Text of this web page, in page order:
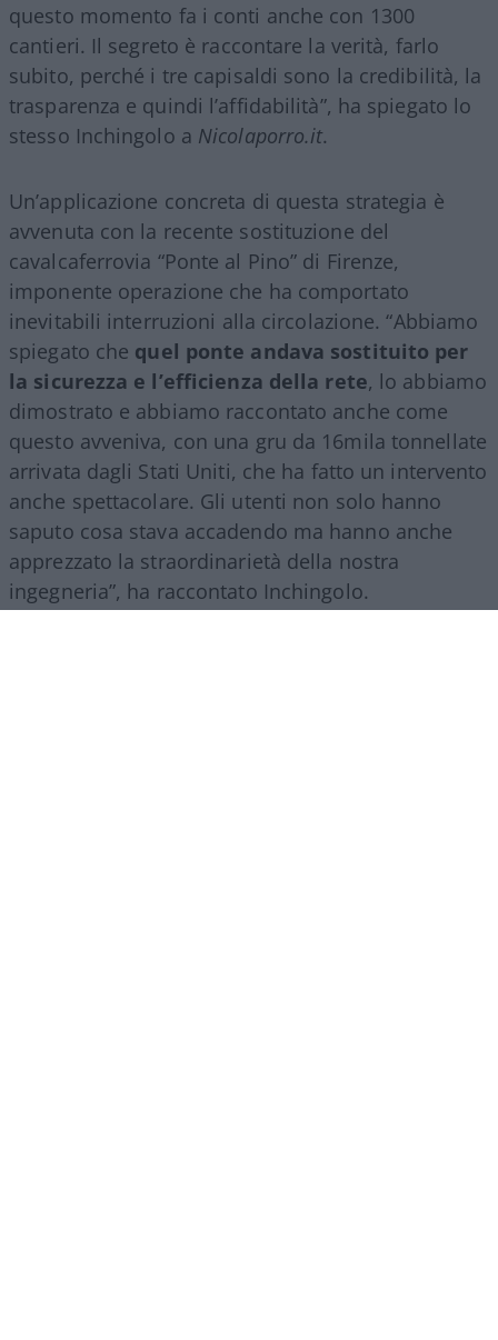
questo momento fa i conti anche con 1300
cantieri. Il segreto è raccontare la verità, farlo
subito, perché i tre capisaldi sono la credibilità, la
trasparenza e quindi l’affidabilità”, ha spiegato lo
stesso Inchingolo a Nicolaporro.it.
Un’applicazione concreta di questa strategia è
avvenuta con la recente sostituzione del
cavalcaferrovia “Ponte al Pino” di Firenze,
imponente operazione che ha comportato
inevitabili interruzioni alla circolazione. “Abbiamo
spiegato che quel ponte andava sostituito per
la sicurezza e l’efficienza della rete, lo abbiamo
dimostrato e abbiamo raccontato anche come
questo avveniva, con una gru da 16mila tonnellate
arrivata dagli Stati Uniti, che ha fatto un intervento
anche spettacolare. Gli utenti non solo hanno
saputo cosa stava accadendo ma hanno anche
apprezzato la straordinarietà della nostra
ingegneria”, ha raccontato Inchingolo.